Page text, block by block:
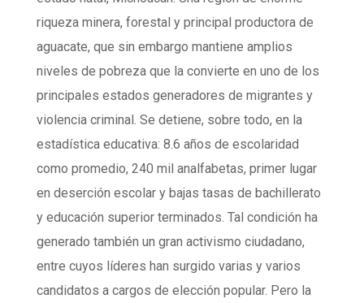
riqueza minera, forestal y principal productora de
aguacate, que sin embargo mantiene amplios
niveles de pobreza que la convierte en uno de los
principales estados generadores de migrantes y
violencia criminal. Se detiene, sobre todo, en la
estadística educativa: 8.6 años de escolaridad
como promedio, 240 mil analfabetas, primer lugar
en deserción escolar y bajas tasas de bachillerato
y educación superior terminados. Tal condición ha
generado también un gran activismo ciudadano,
entre cuyos líderes han surgido varias y varios
candidatos a cargos de elección popular. Pero la